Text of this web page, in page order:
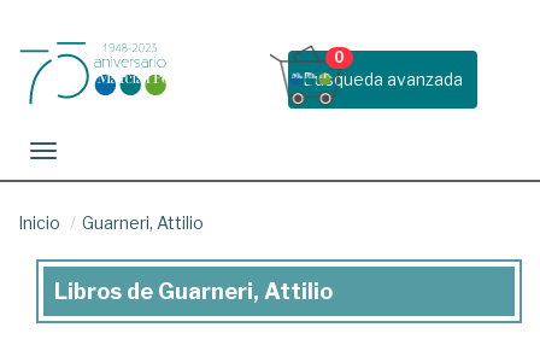
Busqueda avanzada
0
Toggle navigation
Inicio Guarneri, Attilio
Libros
Libros de Guarneri, Attilio